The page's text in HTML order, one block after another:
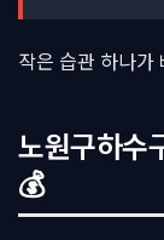
작은 습관 하나가
노원구하수
💰